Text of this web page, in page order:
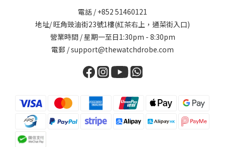
電話 / +852 51460121
地址/ 旺角豉油街23號1樓(紅茶右上，通菜街入口)
營業時間 / 星期一至日1:30pm - 8:30pm
電郵 / support@thewatchdrobe.com